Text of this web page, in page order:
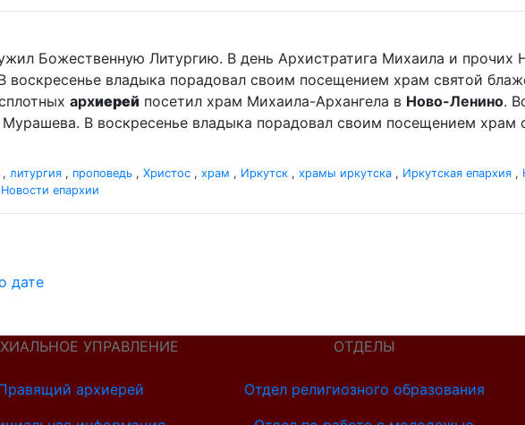
Божественную Литургию. В день Архистратига Михаила и прочих
воскресенье владыка порадовал своим посещением храм святой
архиерей посетил храм Михаила-Архангела в Ново-Ленино.
В воскресенье владыка порадовал своим посещением храм
, литургия , проповедь , Христос , храм , Иркутск , храмы иркутска , Иркутская епархия ,
Новости епархии
дате
УПРАВЛЕНИЕ
архиерей
ОТДЕЛЫ
Отдел религиозного образования